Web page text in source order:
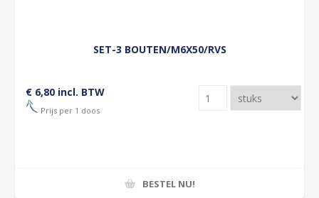
SET-3 BOUTEN/M6X50/RVS
€ 6,80 incl. BTW
Prijs per 1 doos
BESTEL NU!